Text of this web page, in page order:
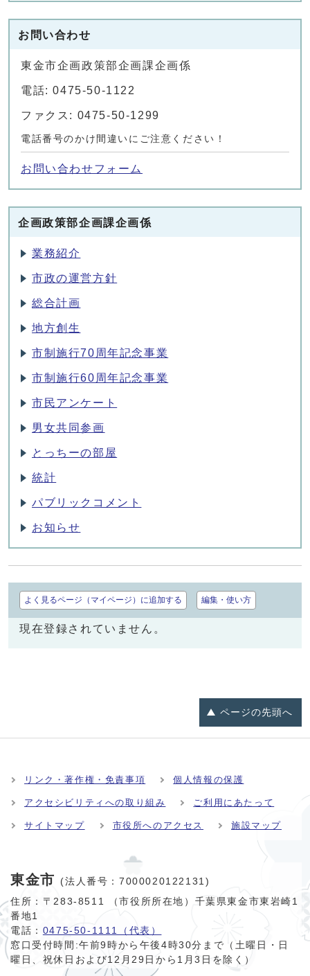
お問い合わせ
東金市企画政策部企画課企画係
電話: 0475-50-1122
ファクス: 0475-50-1299
電話番号のかけ間違いにご注意ください！
お問い合わせフォーム
企画政策部企画課企画係
業務紹介
市政の運営方針
総合計画
地方創生
市制施行70周年記念事業
市制施行60周年記念事業
市民アンケート
男女共同参画
とっちーの部屋
統計
パブリックコメント
お知らせ
よく見るページ（マイページ）に追加する 編集・使い方
現在登録されていません。
ページの先頭へ
リンク・著作権・免責事項 個人情報の保護
アクセシビリティへの取り組み ご利用にあたって
サイトマップ 市役所へのアクセス 施設マップ
東金市
(法人番号：7000020122131)
住所：〒283-8511 （市役所所在地）千葉県東金市東岩崎1
番地1
電話： 0475-50-1111（代表）
窓口受付時間:午前9時から午後4時30分まで（土曜日・日
曜日、祝休日および12月29日から1月3日を除く）